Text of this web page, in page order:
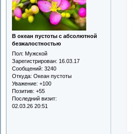
В океан пустоты с абсолютной
безжалостностью
Пол: Мужской
Зарегистрирован: 16.03.17
Сообщений: 3240
Откуда: Океан пустоты
Уважение: +100
Позитив: +55
Последний визит:
02.03.26 20:51